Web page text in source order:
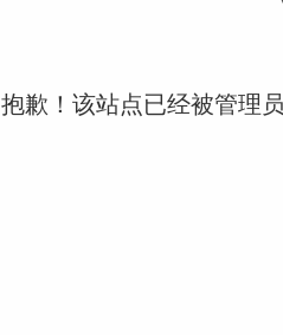
抱歉！该站点已经被管理